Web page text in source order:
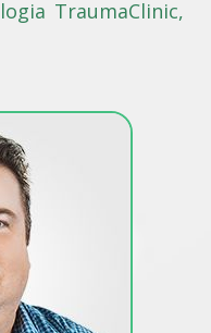
TraumaClinic,